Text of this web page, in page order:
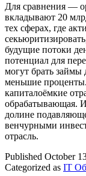
Для сравнения —
вкладывают 20
тех сферах, где
будущие потоки
потенциал для
могут брать займы
меньшие
капиталоёмкие
обрабатывающая.
долине
венчурными
отрасль.
Published October
Categorized as IT